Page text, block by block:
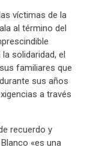
víctimas de la
al término del
solidaridad, el
familiares que
sus años
a través
recuerdo y
«es una